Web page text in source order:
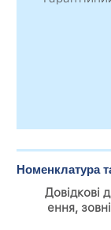
Номенклатура
Довідкові
ення,